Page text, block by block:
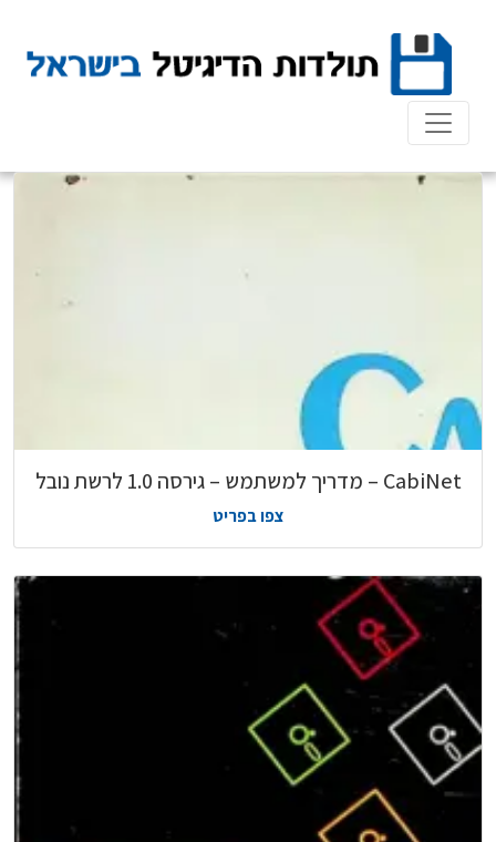
content
CabiNet – מדריך למשתמש – גירסה 1.0 לרשת נובל
צפו בפריט